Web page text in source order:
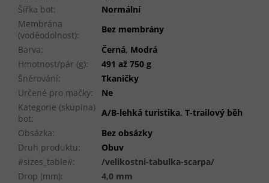
Šířka bot:
Normální
Membrána
(voděodolnost):
Bez membrány
Barva: Černá, Modrá
Hmotnost/pár (g):
491 až 750 g
Šněrování:
Tkaničky
Určené pro mačky:
Ne
Kategorie (skupina)
bot:
A/B-lehká turistika, T-trailový běh
Obsázka:
Bez obsázky
Druh produktu:
Obuv
#sizes_table#:
/velikostni-tabulka-scarpa/
Drop (mm):
4,0 mm